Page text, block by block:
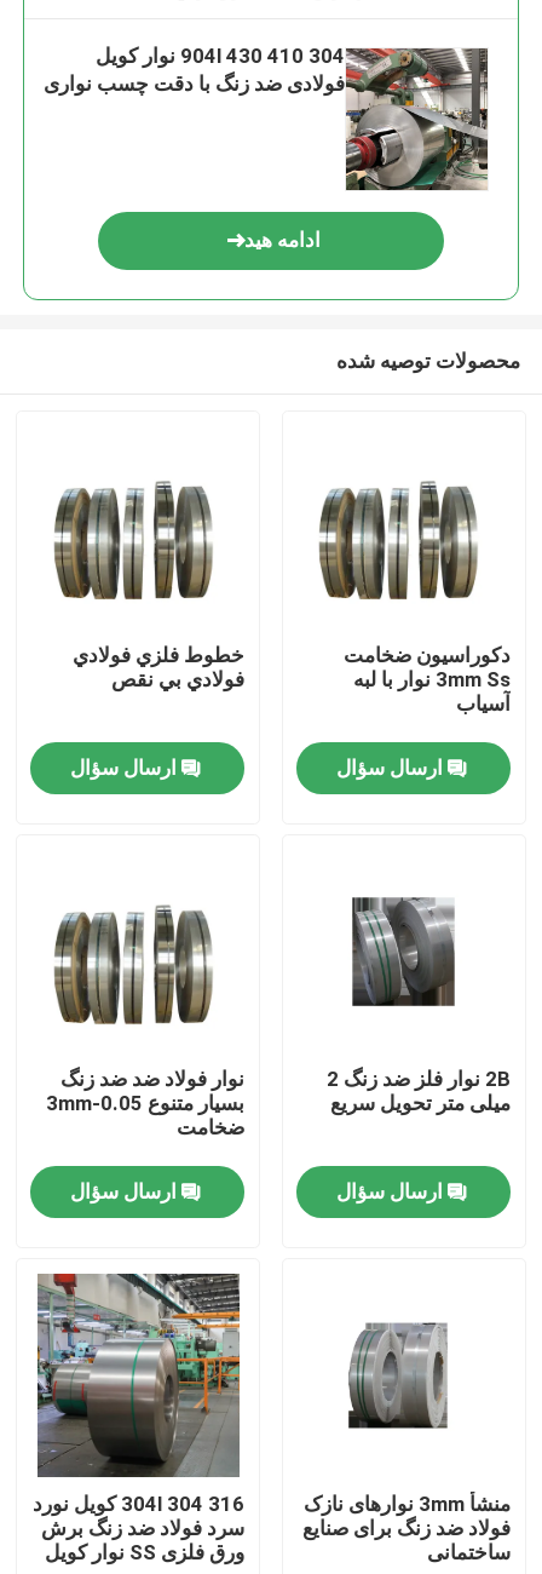
محصولات
درباره ما
تور کارخانه
با ما تماس بگیرید
درخواست نقل قول
ورق فولادی ضد زنگ
304 410 430 904l نوار کویل
فولادی ضد زنگ با دقت چسب نواری
ادامه هید
محصولات توصیه شده
دکوراسیون ضخامت
3mm Ss نوار با لبه
آسیاب
ارسال سؤال
خطوط فلزي فولادي
فولادي بي نقص
ارسال سؤال
2B نوار فلز ضد زنگ 2
میلی متر تحویل سریع
ارسال سؤال
نوار فولاد ضد ضد زنگ
بسیار متنوع 0.05-3mm
ضخامت
ارسال سؤال
منشأ 3mm نوارهای نازک
فولاد ضد زنگ برای صنایع
ساختمانی
316 304l 304 کویل نورد
سرد فولاد ضد زنگ برش
ورق فلزی SS نوار کویل